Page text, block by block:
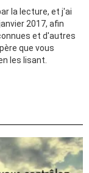
la lecture, et j'ai
2017, afin
et d'autres
que vous
les lisant.